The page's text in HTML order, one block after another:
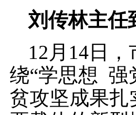
刘传林主任
12月14日
绕“学思想 强
贫攻坚成果